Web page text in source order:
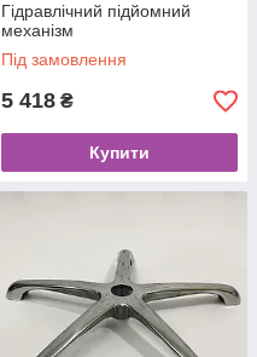
Гідравлічний підйомний
механізм
Під замовлення
5 418 ₴
Купити